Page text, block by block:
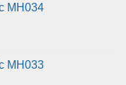
MH034
MH033